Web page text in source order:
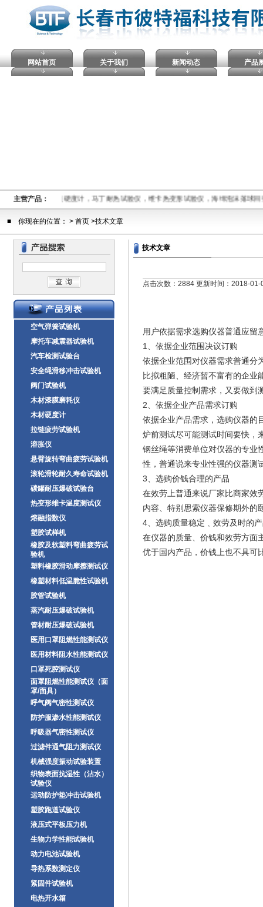
网站首页 关于我们 新闻动态 产品
主营产品：
验仪，塑料球压痕硬度计，马丁耐热试验仪，维卡热变形试验仪，海绵泡沫落球
■ 你现在的位置： > 首页 >技术文章
空气弹簧试验机
摩托车减震器试验机
汽车检测试验台
安全绳滑移冲击试验机
阀门试验机
木材漆膜磨耗仪
木材硬度计
拉链疲劳试验机
溶胀仪
悬臂旋转弯曲疲劳试验机
滚轮滑轮耐久寿命试验机
碳罐耐压爆破试验台
热变形维卡温度测试仪
熔融指数仪
塑胶试样机
橡胶及软塑料弯曲疲劳试
验机
塑料橡胶滑动摩擦测试仪
橡塑材料低温脆性试验机
胶管试验机
蒸汽耐压爆破试验机
管材耐压爆破试验机
医用口罩阻燃性能测试仪
医用材料阻水性能测试仪
口罩死腔测试仪
面罩阻燃性能测试仪（面
罩/面具）
呼气阀气密性测试仪
防护服渗水性能测试仪
呼吸器气密性测试仪
过滤件通气阻力测试仪
机械强度振动试验装置
织物表面抗湿性（沾水）
试验仪
运动防护垫冲击试验机
塑胶跑道试验仪
液压式平板压力机
生物力学性能试验机
动力电池试验机
导热系数测定仪
紧固件试验机
电热开水箱
技术文章
点击次数：2884 更新时间：2018-01-
用户依据需求选购仪器普通应留
1、依据企业范围决议订购
依据企业范围对仪器需求普通分
比拟粗陋、经济暂不富有的企业
要满足质量控制需求，又要做
2、依据企业产品需求订购
依据企业产品需求，选购仪器的
炉前测试尽可能测试时间要快，
钢丝绳等消费单位对仪器的专业
性，普通说来专业性强的仪器测
3、选购价钱合理的产品
在效劳上普通来说厂家比商家效
内容、特别思索仪器保修期外的
4、选购质量稳定﹑效劳及时的
在仪器的质量、价钱和效劳方面
优于国内产品，价钱上也不具可